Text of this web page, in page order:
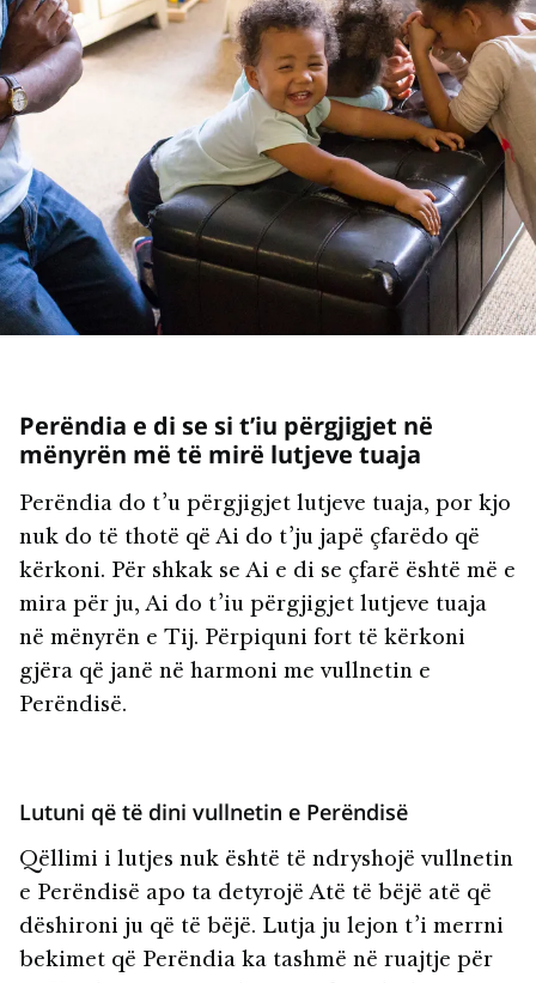
Perëndia e di se si t’iu përgjigjet në
mënyrën më të mirë lutjeve tuaja
Perëndia do t’u përgjigjet lutjeve tuaja, por kjo
nuk do të thotë që Ai do t’ju japë çfarëdo që
kërkoni. Për shkak se Ai e di se çfarë është më e
mira për ju, Ai do t’iu përgjigjet lutjeve tuaja
në mënyrën e Tij. Përpiquni fort të kërkoni
gjëra që janë në harmoni me vullnetin e
Perëndisë.
Lutuni që të dini vullnetin e Perëndisë
Qëllimi i lutjes nuk është të ndryshojë vullnetin
e Perëndisë apo ta detyrojë Atë të bëjë atë që
dëshironi ju që të bëjë. Lutja ju lejon t’i merrni
bekimet që Perëndia ka tashmë në ruajtje për